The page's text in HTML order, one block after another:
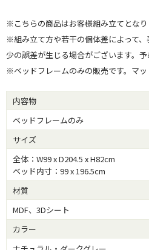
※こちらの商品はお客様組み立てとなり
※組み立て方や若干の個体差によって
少の誤差が生じる場合がございます。予
※ベッドフレームのみの販売です。マッ
内容物
ベッドフレームのみ
サイズ
全体：W99 x D204.5 x H82cm
ベッド内寸：99 x 196.5cm
材質
MDF、3Dシート
カラー